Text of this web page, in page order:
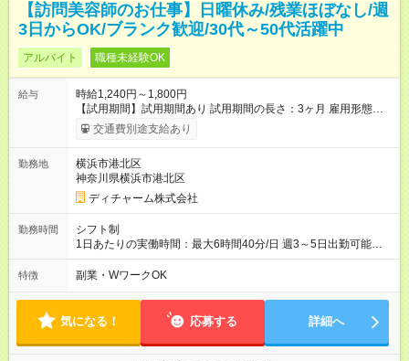
【訪問美容師のお仕事】日曜休み/残業ほぼなし/週
3日からOK/ブランク歓迎/30代～50代活躍中
アルバイト 職種未経験OK
給与
時給1,240円～1,800円
【試用期間】試用期間あり 試用期間の長さ：3ヶ月 雇用形態、
給与は本採用時と同じです。
交通費別途支給あり
勤務地
横浜市港北区
神奈川県横浜市港北区
ディチャーム株式会社
勤務時間
シフト制
1日あたりの実働時間：最大6時間40分/日 週3～5日出勤可能な
方 （シフト例） 9:00～16:40（休憩1時間含む） ご希望に合わせ
て勤務終了時間はご相談可能です ※勤務地により多少の前後
特徴 副業・WワークOK
気になる！ 応募する 詳細へ